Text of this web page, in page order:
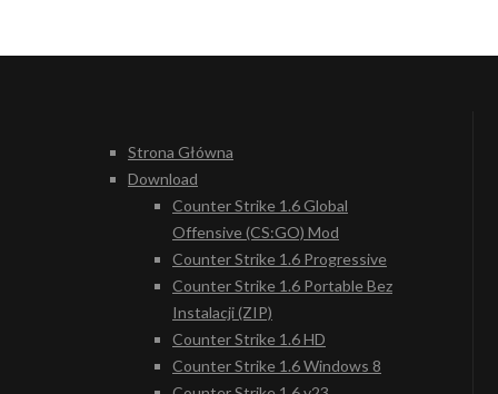
Strona Główna
Download
Counter Strike 1.6 Global
Offensive (CS:GO) Mod
Counter Strike 1.6 Progressive
Counter Strike 1.6 Portable Bez
Instalacji (ZIP)
Counter Strike 1.6 HD
Counter Strike 1.6 Windows 8